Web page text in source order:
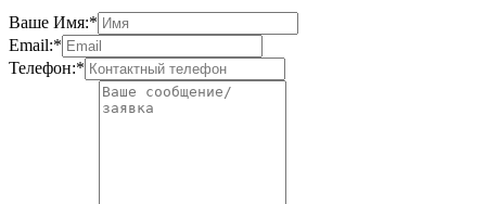
Ваше Имя:*
Email:*
Телефон:*